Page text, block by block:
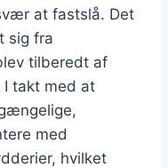
at fastslå. Det
sig fra
tilberedt af
I takt med at
med
hvilket